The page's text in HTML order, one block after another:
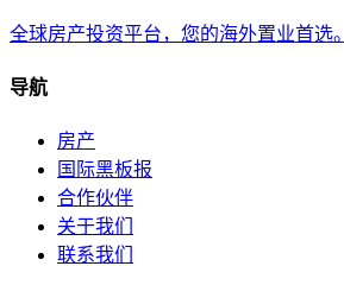
全球房产投资平台，您的海外置业首选。
导航
房产
国际黑板报
合作伙伴
关于我们
联系我们